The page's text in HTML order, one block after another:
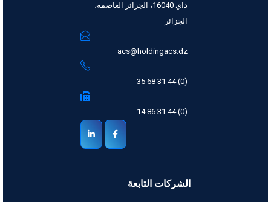
داي 16040، الجزائر العاصمة،
الجزائر
acs@holdingacs.dz
(0) 44 31 68 35
(0) 44 31 86 14
الشركات التابعة